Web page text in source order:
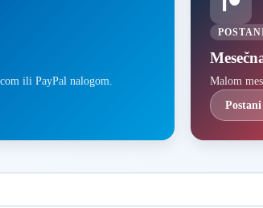
ili PayPal nalogom.
Malom